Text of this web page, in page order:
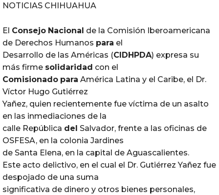
NOTICIAS CHIHUAHUA
El Consejo Nacional de la Comisión Iberoamericana
de Derechos Humanos para el
Desarrollo de las Américas (CIDHPDA) expresa su
más firme solidaridad con el
Comisionado para América Latina y el Caribe, el Dr.
Víctor Hugo Gutiérrez
Yañez, quien recientemente fue víctima de un asalto
en las inmediaciones de la
calle República del Salvador, frente a las oficinas de
OSFESA, en la colonia Jardines
de Santa Elena, en la capital de Aguascalientes.
Este acto delictivo, en el cual el Dr. Gutiérrez Yañez fue
despojado de una suma
significativa de dinero y otros bienes personales,